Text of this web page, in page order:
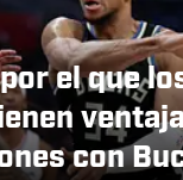
el que
con